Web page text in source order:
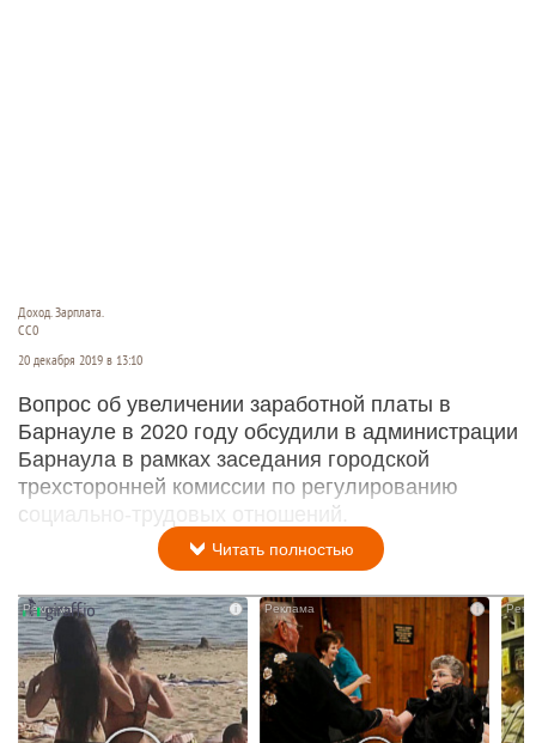
Доход. Зарплата.
СС0
20 декабря 2019 в 13:10
Вопрос об увеличении заработной платы в
Барнауле в 2020 году обсудили в администрации
Барнаула в рамках заседания городской
трехсторонней комиссии по регулированию
социально-трудовых отношений.
Читать полностью
i